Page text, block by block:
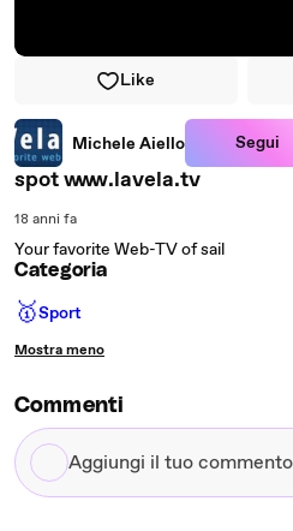
Like
Michele Aiello Segui
spot www.lavela.tv
18 anni fa
Your favorite Web-TV of sail
Categoria
🥇Sport
Mostra meno
Commenti
Aggiungi
il